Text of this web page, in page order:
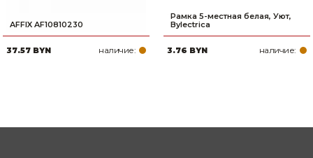
AFFIX AF10810230
37.57 BYN наличие:
Рамка 5-местная белая, Уют,
Bylectrica
3.76 BYN наличие: